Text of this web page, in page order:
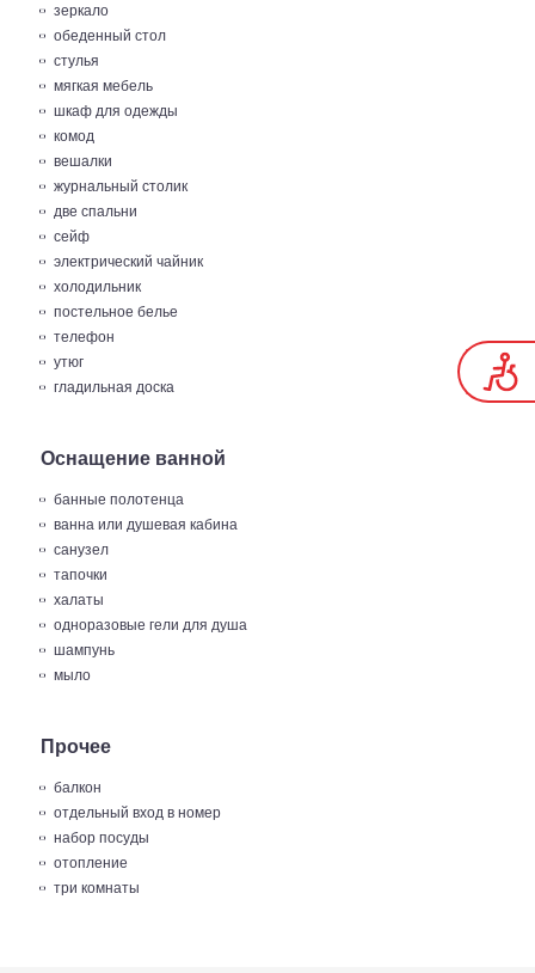
зеркало
обеденный стол
стулья
мягкая мебель
шкаф для одежды
комод
вешалки
журнальный столик
две спальни
сейф
электрический чайник
холодильник
постельное белье
телефон
утюг
гладильная доска
Оснащение ванной
банные полотенца
ванна или душевая кабина
санузел
тапочки
халаты
одноразовые гели для душа
шампунь
мыло
Прочее
балкон
отдельный вход в номер
набор посуды
отопление
три комнаты